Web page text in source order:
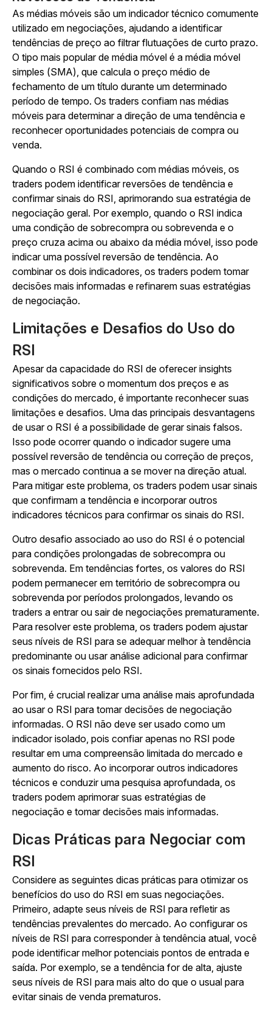
As médias móveis são um indicador técnico comumente
utilizado em negociações, ajudando a identificar
tendências de preço ao filtrar flutuações de curto prazo.
O tipo mais popular de média móvel é a média móvel
simples (SMA), que calcula o preço médio de
fechamento de um título durante um determinado
período de tempo. Os traders confiam nas médias
móveis para determinar a direção de uma tendência e
reconhecer oportunidades potenciais de compra ou
venda.
Quando o RSI é combinado com médias móveis, os
traders podem identificar reversões de tendência e
confirmar sinais do RSI, aprimorando sua estratégia de
negociação geral. Por exemplo, quando o RSI indica
uma condição de sobrecompra ou sobrevenda e o
preço cruza acima ou abaixo da média móvel, isso pode
indicar uma possível reversão de tendência. Ao
combinar os dois indicadores, os traders podem tomar
decisões mais informadas e refinarem suas estratégias
de negociação.
Limitações e Desafios do Uso do
RSI
Apesar da capacidade do RSI de oferecer insights
significativos sobre o momentum dos preços e as
condições do mercado, é importante reconhecer suas
limitações e desafios. Uma das principais desvantagens
de usar o RSI é a possibilidade de gerar sinais falsos.
Isso pode ocorrer quando o indicador sugere uma
possível reversão de tendência ou correção de preços,
mas o mercado continua a se mover na direção atual.
Para mitigar este problema, os traders podem usar sinais
que confirmam a tendência e incorporar outros
indicadores técnicos para confirmar os sinais do RSI.
Outro desafio associado ao uso do RSI é o potencial
para condições prolongadas de sobrecompra ou
sobrevenda. Em tendências fortes, os valores do RSI
podem permanecer em território de sobrecompra ou
sobrevenda por períodos prolongados, levando os
traders a entrar ou sair de negociações prematuramente.
Para resolver este problema, os traders podem ajustar
seus níveis de RSI para se adequar melhor à tendência
predominante ou usar análise adicional para confirmar
os sinais fornecidos pelo RSI.
Por fim, é crucial realizar uma análise mais aprofundada
ao usar o RSI para tomar decisões de negociação
informadas. O RSI não deve ser usado como um
indicador isolado, pois confiar apenas no RSI pode
resultar em uma compreensão limitada do mercado e
aumento do risco. Ao incorporar outros indicadores
técnicos e conduzir uma pesquisa aprofundada, os
traders podem aprimorar suas estratégias de
negociação e tomar decisões mais informadas.
Dicas Práticas para Negociar com
RSI
Considere as seguintes dicas práticas para otimizar os
benefícios do uso do RSI em suas negociações.
Primeiro, adapte seus níveis de RSI para refletir as
tendências prevalentes do mercado. Ao configurar os
níveis de RSI para corresponder à tendência atual, você
pode identificar melhor potenciais pontos de entrada e
saída. Por exemplo, se a tendência for de alta, ajuste
seus níveis de RSI para mais alto do que o usual para
evitar sinais de venda prematuros.